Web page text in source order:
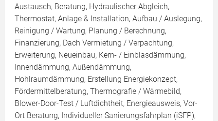
Austausch, Beratung, Hydraulischer Abgleich,
Thermostat, Anlage & Installation, Aufbau / Auslegung,
Reinigung / Wartung, Planung / Berechnung,
Finanzierung, Dach Vermietung / Verpachtung,
Erweiterung, Neueinbau, Kern- / Einblasdämmung,
Innendämmung, Außendämmung,
Hohlraumdämmung, Erstellung Energiekonzept,
Fördermittelberatung, Thermografie / Wärmebild,
Blower-Door-Test / Luftdichtheit, Energieausweis, Vor-
Ort Beratung, Individueller Sanierungsfahrplan (iSFP),